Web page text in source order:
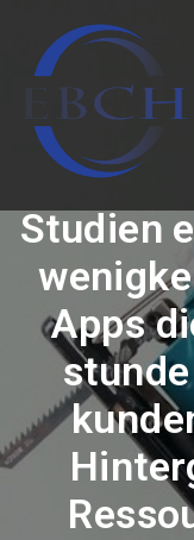
content
Studien
Apps